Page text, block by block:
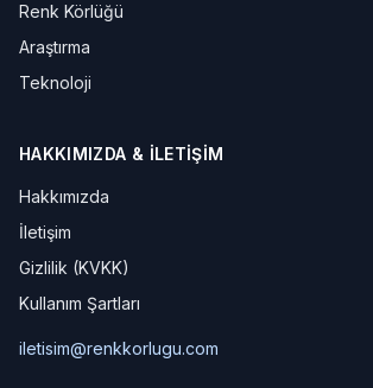
Renk Körlüğü
Araştırma
Teknoloji
HAKKIMIZDA & İLETIŞIM
Hakkımızda
İletişim
Gizlilik (KVKK)
Kullanım Şartları
iletisim@renkkorlugu.com